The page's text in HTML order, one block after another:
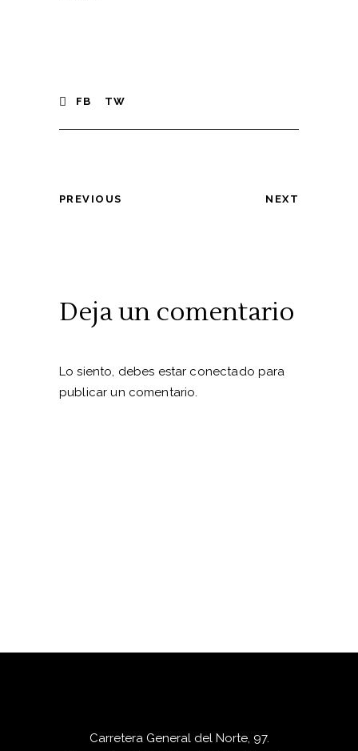
FB TW
PREVIOUS NEXT
Deja un comentario
Lo siento, debes estar conectado para
publicar un comentario.
Carretera General del Norte, 97.